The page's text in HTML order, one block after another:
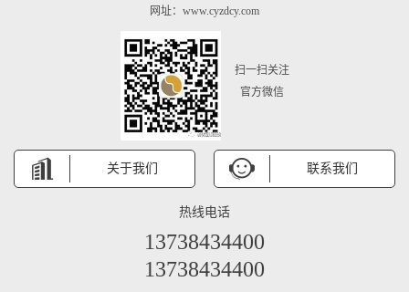
网址：www.cyzdcy.com
扫一扫关注
官方微信
关于我们 联系我们
热线电话
13738434400
13738434400